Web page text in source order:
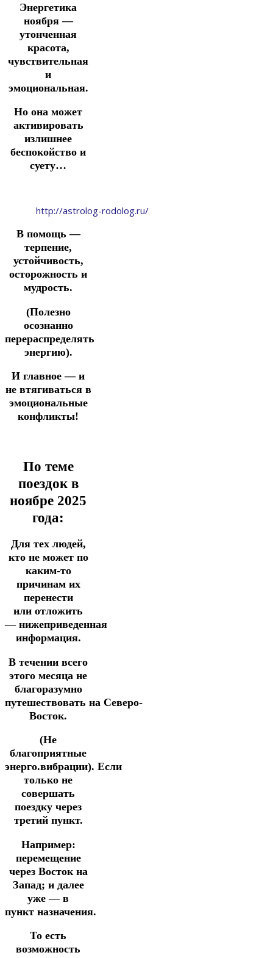
Энергетика
ноября —
утонченная
красота,
чувствительная
и
эмоциональная.
Но она может
активировать
излишнее
беспокойство и
суету…
http://astrolog-rodolog.ru/
В помощь —
терпение,
устойчивость,
осторожность и
мудрость.
(Полезно
осознанно
перераспределять
энергию).
И главное — и
не втягиваться в
эмоциональные
конфликты!
По теме
поездок в
ноябре 2025
года:
Для тех людей,
кто не может по
каким-то
причинам их
перенести
или отложить
— нижеприведенная
информация.
В течении всего
этого месяца не
благоразумно
путешествовать на Северо-
Восток.
(Не
благоприятные
энерго.вибрации). Если
только не
совершать
поездку через
третий пункт.
Например:
перемещение
через Восток на
Запад; и далее
уже — в
пункт назначения.
То есть
возможность